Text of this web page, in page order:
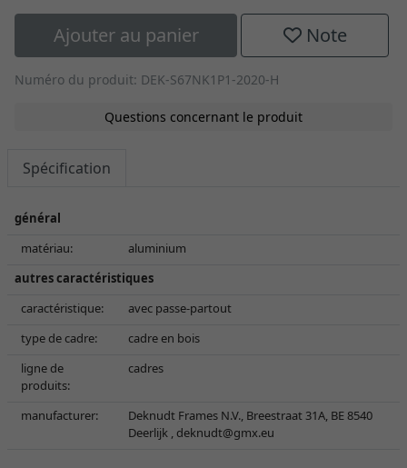
Ajouter au panier Note
Numéro du produit: DEK-S67NK1P1-2020-H
Questions concernant le produit
Spécification
général
matériau:
aluminium
autres caractéristiques
caractéristique:
avec passe-partout
type de cadre:
cadre en bois
ligne de
produits:
cadres
manufacturer:
Deknudt Frames N.V., Breestraat 31A, BE 8540
Deerlijk , deknudt@gmx.eu